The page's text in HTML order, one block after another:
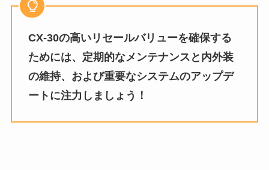
CX-30の高いリセールバリューを確保する
ためには、定期的なメンテナンスと内外装
の維持、および重要なシステムのアップデ
ートに注力しましょう！